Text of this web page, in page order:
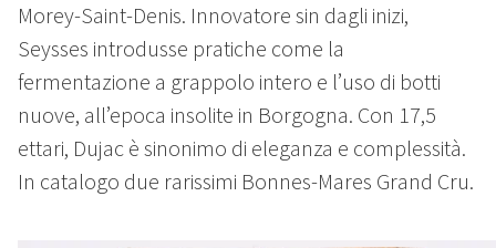
Morey-Saint-Denis. Innovatore sin dagli inizi,
Seysses introdusse pratiche come la
fermentazione a grappolo intero e l’uso di botti
nuove, all’epoca insolite in Borgogna. Con 17,5
ettari, Dujac è sinonimo di eleganza e complessità.
In catalogo due rarissimi Bonnes-Mares Grand Cru.